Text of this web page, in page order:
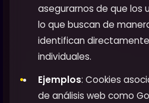
asegurarnos de que los
lo que buscan de
identifican
individuales.
Ejemplos: Cookies
de análisis web como